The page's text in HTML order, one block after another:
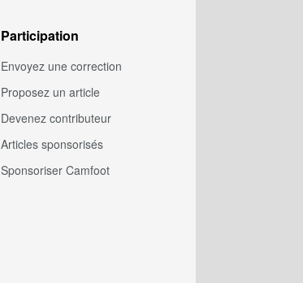
Participation
Envoyez une correction
Proposez un article
Devenez contributeur
Articles sponsorisés
Sponsoriser Camfoot